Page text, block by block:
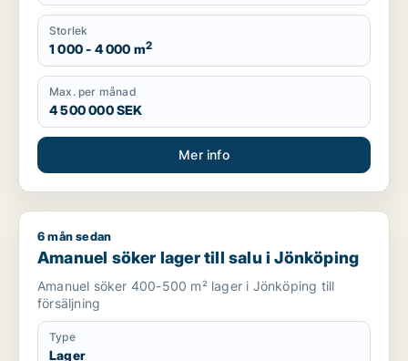
Storlek
1 000 - 4 000 m2
Max. per månad
4 500 000 SEK
Mer info
Amanuel söker lager till salu i Jönköping
6 mån sedan
Amanuel söker lager till salu i Jönköping
Amanuel söker 400-500 m² lager i Jönköping till
försäljning
Type
Lager